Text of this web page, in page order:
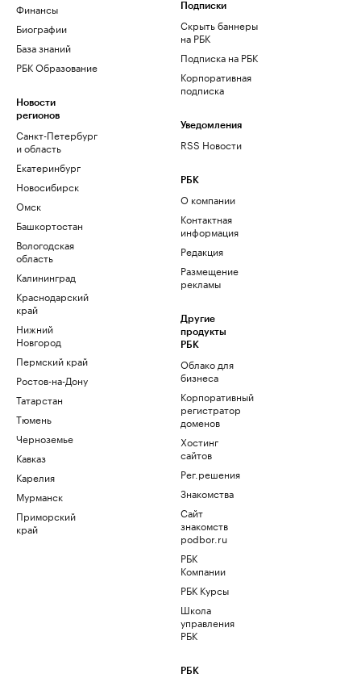
Финансы
Биографии
База знаний
РБК Образование
Новости
регионов
Санкт-Петербург
и область
Екатеринбург
Новосибирск
Омск
Башкортостан
Вологодская
область
Калининград
Краснодарский
край
Нижний
Новгород
Пермский край
Ростов-на-Дону
Татарстан
Тюмень
Черноземье
Кавказ
Карелия
Мурманск
Приморский
край
Подписки
Скрыть баннеры
на РБК
Подписка на РБК
Корпоративная
подписка
Уведомления
RSS Новости
РБК
О компании
Контактная
информация
Редакция
Размещение
рекламы
Другие
продукты
РБК
Облако для
бизнеса
Корпоративный
регистратор
доменов
Хостинг
сайтов
Рег.решения
Знакомства
Сайт
знакомств
podbor.ru
РБК
Компании
РБК Курсы
Школа
управления
РБК
РБК